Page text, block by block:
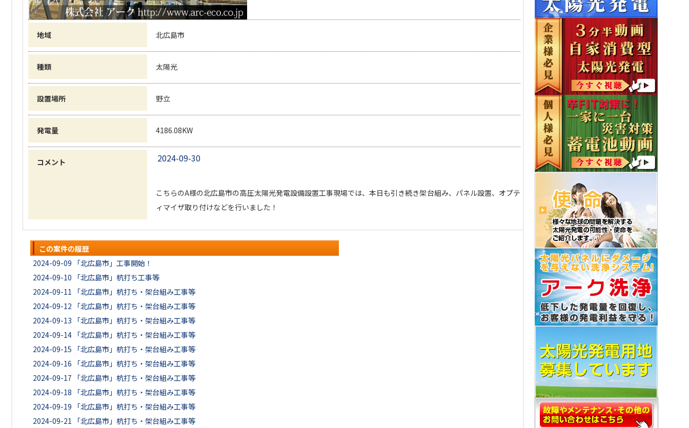
地域 北広島市
種類 太陽光
設置場所 野立
発電量 4186.08KW
コメント 2024-09-30
こちらのA様の北広島市の高圧太陽光発電設備設置工事現場では、本日も引き続き架台組み、パネル設置、オプテ
ィマイザ取り付けなどを行いました！
この案件の履歴
2024-09-09
「北広島市」工事開始！
2024-09-10
「北広島市」杭打ち工事等
2024-09-11
「北広島市」杭打ち・架台組み工事等
2024-09-12
「北広島市」杭打ち・架台組み工事等
2024-09-13
「北広島市」杭打ち・架台組み工事等
2024-09-14 「北広島市」杭打ち・架台組み工事等
2024-09-15
「北広島市」杭打ち・架台組み工事等
2024-09-16
「北広島市」杭打ち・架台組み工事等
2024-09-17
「北広島市」杭打ち・架台組み工事等
2024-09-18
「北広島市」杭打ち・架台組み工事等
2024-09-19
「北広島市」杭打ち・架台組み工事等
2024-09-21
「北広島市」杭打ち・架台組み工事等